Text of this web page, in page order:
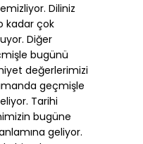
Diliniz
kadar çok
Diğer
bugünü
değerlerimizi
geçmişle
Tarihi
bugüne
geliyor.